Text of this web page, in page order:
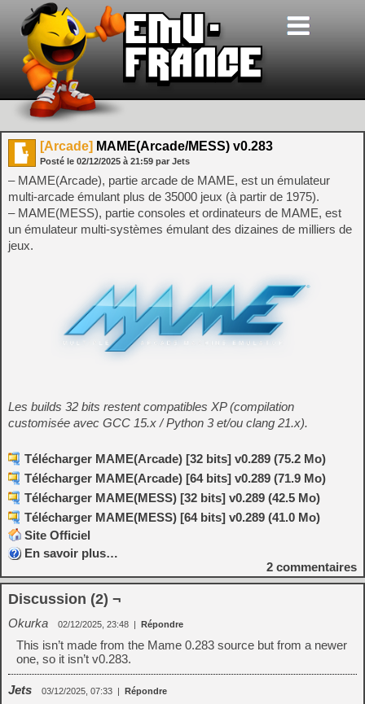
[Arcade] MAME(Arcade/MESS) v0.283
Posté le 02/12/2025 à 21:59 par Jets
– MAME(Arcade), partie arcade de MAME, est un émulateur
multi-arcade émulant plus de 35000 jeux (à partir de 1975).
– MAME(MESS), partie consoles et ordinateurs de MAME, est
un émulateur multi-systèmes émulant des dizaines de milliers de
jeux.
Les builds 32 bits restent compatibles XP (compilation
customisée avec GCC 15.x / Python 3 et/ou clang 21.x).
Télécharger MAME(Arcade) [32 bits] v0.289 (75.2 Mo)
Télécharger MAME(Arcade) [64 bits] v0.289 (71.9 Mo)
Télécharger MAME(MESS) [32 bits] v0.289 (42.5 Mo)
Télécharger MAME(MESS) [64 bits] v0.289 (41.0 Mo)
Site Officiel
En savoir plus…
2 commentaires
Discussion (2) ¬
Okurka 02/12/2025, 23:48 | Répondre
This isn’t made from the Mame 0.283 source but from a newer
one, so it isn’t v0.283.
Jets 03/12/2025, 07:33 | Répondre